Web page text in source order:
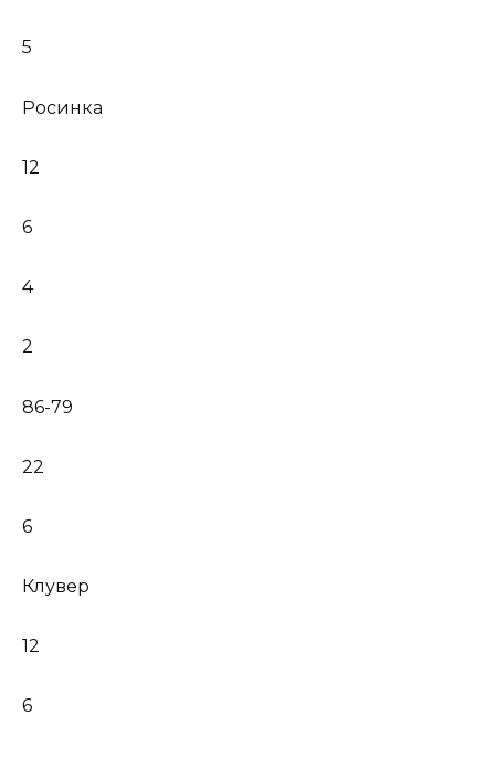
5
Росинка
12
6
4
2
86-79
22
6
Клувер
12
6